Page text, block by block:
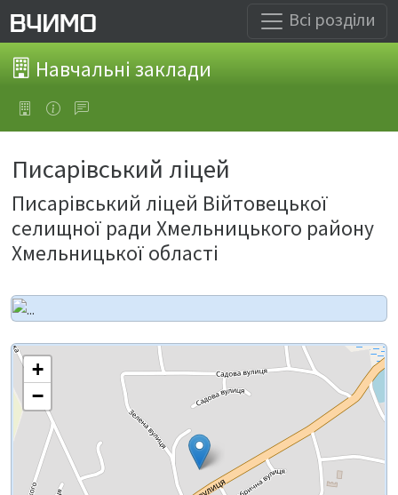
Всі розділи
Навчальні заклади
Писарівський ліцей
Писарівський ліцей Війтовецької
селищної ради Хмельницького району
Хмельницької області
+
−